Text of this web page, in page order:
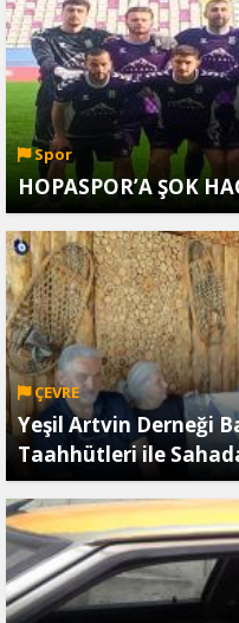
Spor
HOPASPOR’A ŞOK
ÇEVRE
Yeşil Artvin Derneği
Taahhütleri ile